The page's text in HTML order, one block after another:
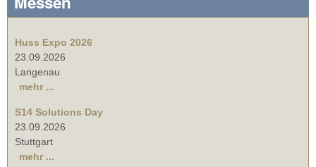
Huss Expo 2026
23.09.2026
Langenau
mehr ...
S14 Solutions Day
23.09.2026
Stuttgart
mehr ...